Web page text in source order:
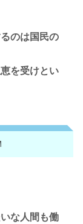
のは国民の
を受けとい
な人間も働